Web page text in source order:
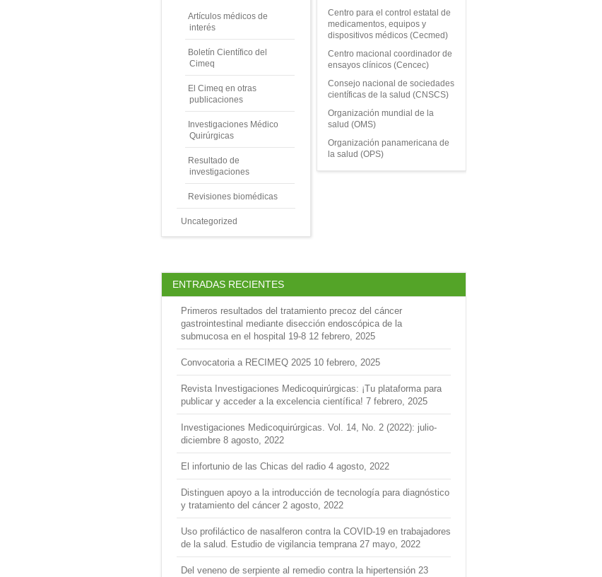
Artículos médicos de
interés
Boletín Científico del
Cimeq
El Cimeq en otras
publicaciones
Investigaciones Médico
Quirúrgicas
Resultado de
investigaciones
Revisiones biomédicas
Uncategorized
Centro para el control estatal de
medicamentos, equipos y
dispositivos médicos (Cecmed)
Centro macional coordinador de
ensayos clínicos (Cencec)
Consejo nacional de sociedades
científicas de la salud (CNSCS)
Organización mundial de la
salud (OMS)
Organización panamericana de
la salud (OPS)
ENTRADAS RECIENTES
Primeros resultados del tratamiento precoz del cáncer
gastrointestinal mediante disección endoscópica de la
submucosa en el hospital 19-8 12 febrero, 2025
Convocatoria a RECIMEQ 2025 10 febrero, 2025
Revista Investigaciones Medicoquirúrgicas: ¡Tu plataforma para
publicar y acceder a la excelencia científica! 7 febrero, 2025
Investigaciones Medicoquirúrgicas. Vol. 14, No. 2 (2022): julio-
diciembre 8 agosto, 2022
El infortunio de las Chicas del radio 4 agosto, 2022
Distinguen apoyo a la introducción de tecnología para diagnóstico
y tratamiento del cáncer 2 agosto, 2022
Uso profiláctico de nasalferon contra la COVID-19 en trabajadores
de la salud. Estudio de vigilancia temprana 27 mayo, 2022
Del veneno de serpiente al remedio contra la hipertensión 23